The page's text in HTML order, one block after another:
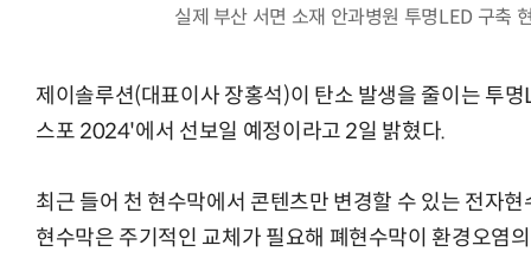
실제 부산 서면 소재 안과병원 투명LED 구축
제이솔루션(대표이사 장홍석)이 탄소 발생을 줄이는 투
스포 2024'에서 선보일 예정이라고 2일 밝혔다.
최근 들어 천 현수막에서 콘텐츠만 변경할 수 있는 전자
현수막은 주기적인 교체가 필요해 폐현수막이 환경오염
현업에서 바로 쓰는 "하네